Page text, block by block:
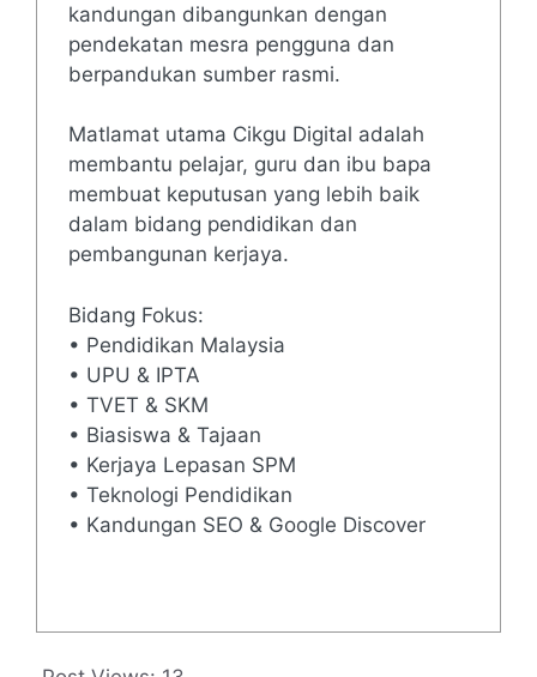
kandungan dibangunkan dengan
pendekatan mesra pengguna dan
berpandukan sumber rasmi.
Matlamat utama Cikgu Digital adalah
membantu pelajar, guru dan ibu bapa
membuat keputusan yang lebih baik
dalam bidang pendidikan dan
pembangunan kerjaya.
Bidang Fokus:
• Pendidikan Malaysia
• UPU & IPTA
• TVET & SKM
• Biasiswa & Tajaan
• Kerjaya Lepasan SPM
• Teknologi Pendidikan
• Kandungan SEO & Google Discover